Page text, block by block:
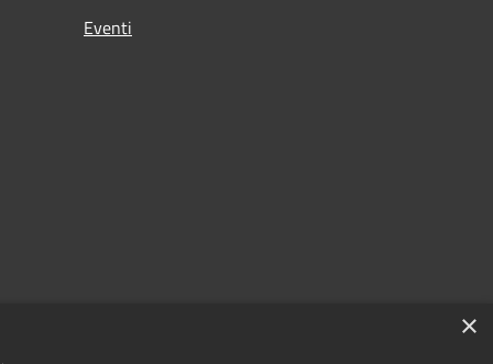
Eventi
×